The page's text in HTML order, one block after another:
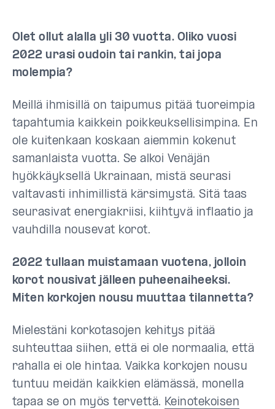
Olet ollut alalla yli 30 vuotta. Oliko vuosi
2022 urasi oudoin tai rankin, tai jopa
molempia?
Meillä ihmisillä on taipumus pitää tuoreimpia
tapahtumia kaikkein poikkeuksellisimpina. En
ole kuitenkaan koskaan aiemmin kokenut
samanlaista vuotta. Se alkoi Venäjän
hyökkäyksellä Ukrainaan, mistä seurasi
valtavasti inhimillistä kärsimystä. Sitä taas
seurasivat energiakriisi, kiihtyvä inflaatio ja
vauhdilla nousevat korot.
2022 tullaan muistamaan vuotena, jolloin
korot nousivat jälleen puheenaiheeksi.
Miten korkojen nousu muuttaa tilannetta?
Mielestäni korkotasojen kehitys pitää
suhteuttaa siihen, että ei ole normaalia, että
rahalla ei ole hintaa. Vaikka korkojen nousu
tuntuu meidän kaikkien elämässä, monella
tapaa se on myös tervettä. Keinotekoisen